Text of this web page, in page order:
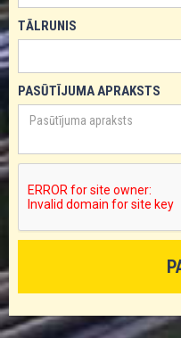
TĀLRUNIS
PASŪTĪJUMA APRAKSTS